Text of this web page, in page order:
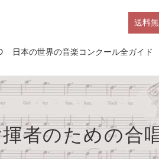
送料
日本の世界の音楽コンクール全ガイド
者のための合